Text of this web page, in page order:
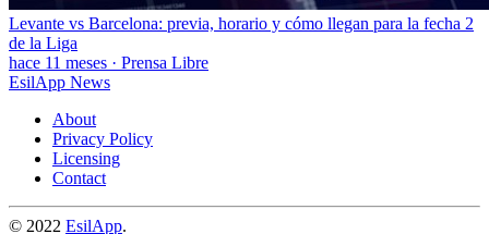
Levante vs Barcelona: previa, horario y cómo llegan para la fecha 2
de la Liga
hace 11 meses · Prensa Libre
EsilApp News
About
Privacy Policy
Licensing
Contact
© 2022 EsilApp.